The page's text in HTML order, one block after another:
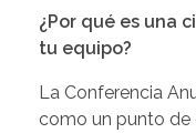
¿Por qué es una
tu equipo?
La Conferencia
como un punto de